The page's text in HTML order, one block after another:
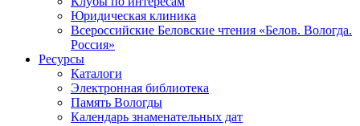
Юридическая клиника
Всероссийские Беловские чтения «Белов. Вологда.
Россия»
Ресурсы
Каталоги
Электронная библиотека
Память Вологды
Календарь знаменательных дат